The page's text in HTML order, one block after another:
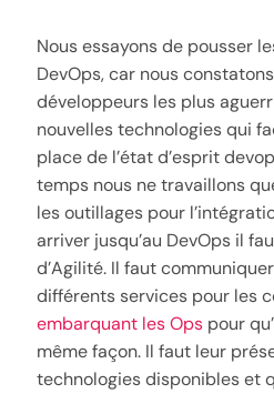
Nous essayons de pousser
DevOps, car nous
développeurs les plus
nouvelles technologies qui
place de l’état d’esprit
temps nous ne travaillons
les outillages pour
arriver jusqu’au DevOps il
d’Agilité. Il faut
différents services pour les
embarquant les Ops pour
même façon. Il faut leur
technologies disponibles et